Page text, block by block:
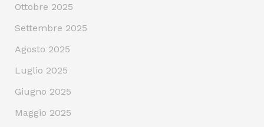
Ottobre 2025
Settembre 2025
Agosto 2025
Luglio 2025
Giugno 2025
Maggio 2025